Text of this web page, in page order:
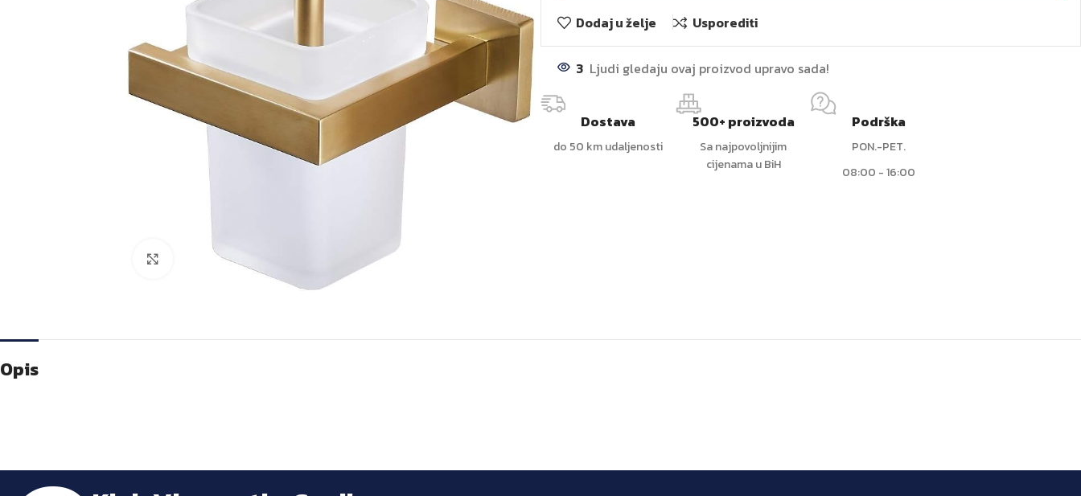
Kliknite za veću sliku
Dodaj u želje
Usporediti
3 Ljudi gledaju ovaj proizvod upravo sada!
Dostava
do 50 km udaljenosti
500+ proizvoda
Sa najpovoljnijim
cijenama u BiH
Podrška
PON.-PET.
08:00 - 16:00
Opis